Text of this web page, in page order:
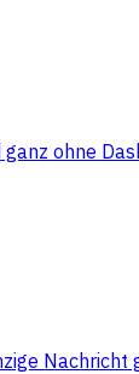
ohne
Nachricht